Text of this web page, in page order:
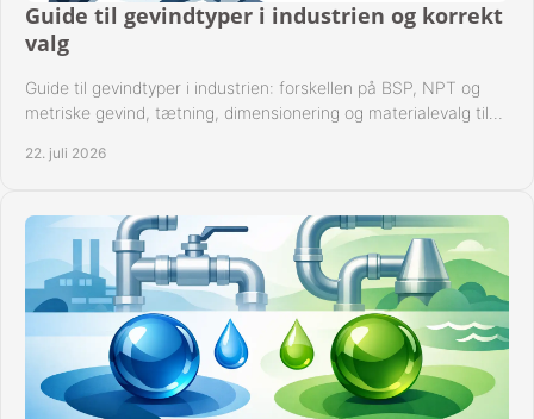
Guide til gevindtyper i industrien og korrekt
valg
Guide til gevindtyper i industrien: forskellen på BSP, NPT og
metriske gevind, tætning, dimensionering og materialevalg til
22. juli 2026